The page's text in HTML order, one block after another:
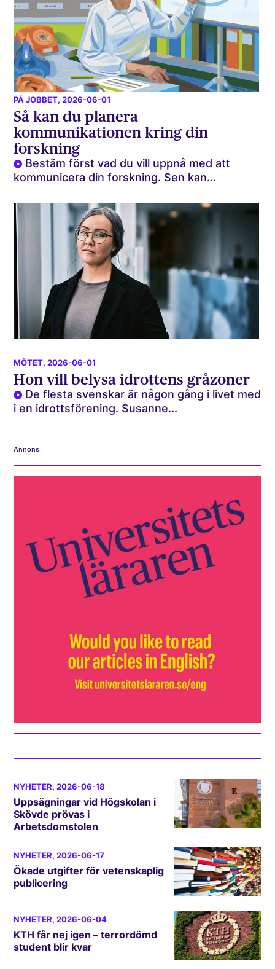
PÅ JOBBET, 2026-06-01
Så kan du planera
kommunikationen kring din
forskning
Bestäm först vad du vill uppnå med att
kommunicera din forskning. Sen kan...
MÖTET, 2026-06-01
Hon vill belysa idrottens gråzoner
De flesta svenskar är någon gång i livet med
i en idrottsförening. Susanne...
Annons
NYHETER, 2026-06-18
Uppsägningar vid Högskolan i
Skövde prövas i
Arbetsdomstolen
NYHETER, 2026-06-17
Ökade utgifter för vetenskaplig
publicering
NYHETER, 2026-06-04
KTH får nej igen – terrordömd
student blir kvar